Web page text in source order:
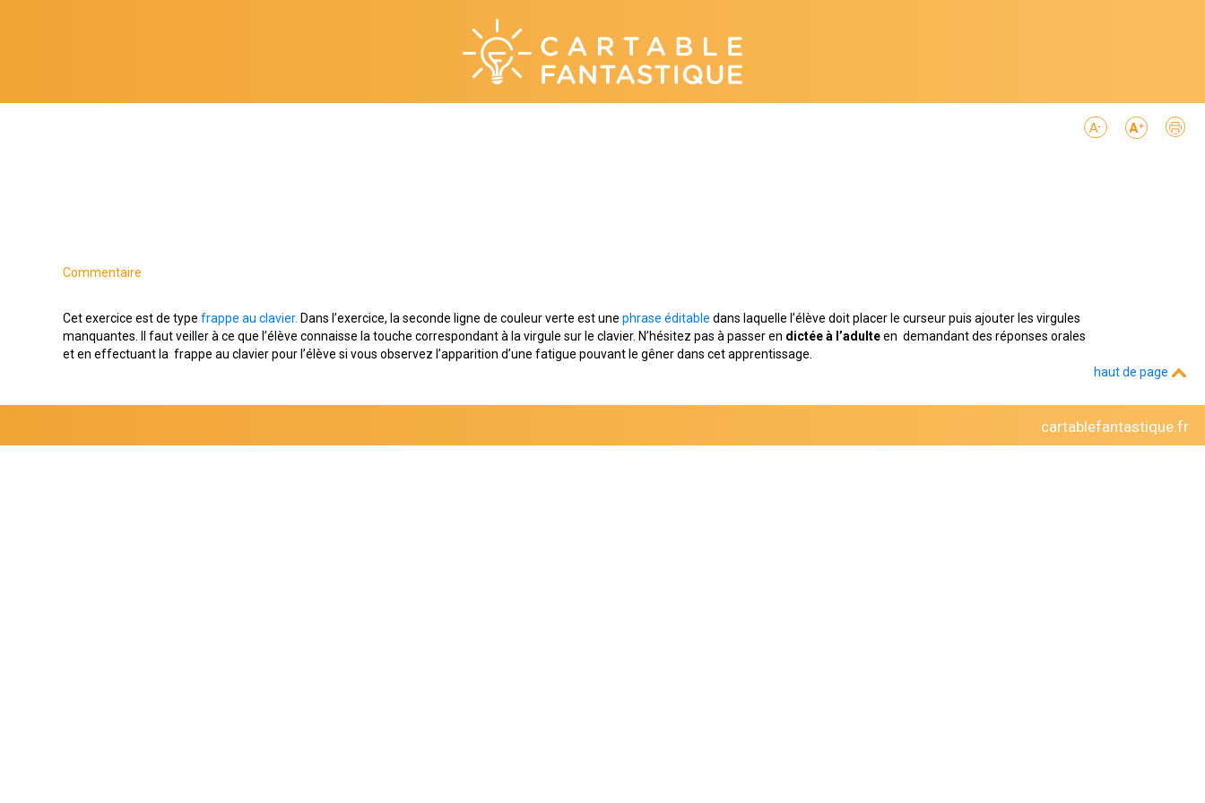
Commentaire
Cet exercice est de type frappe au clavier. Dans l’exercice, la seconde ligne de couleur verte est une phrase éditable dans laquelle l’élève doit placer le curseur puis ajouter les virgules
manquantes. Il faut veiller à ce que l’élève connaisse la touche correspondant à la virgule sur le clavier. N’hésitez pas à passer en dictée à l’adulteen demandant des réponses orales
et en effectuant la frappe au clavier pour l’élève si vous observez l’apparition d’une fatigue pouvant le gêner dans cet apprentissage.
haut de page
cartablefantastique.fr